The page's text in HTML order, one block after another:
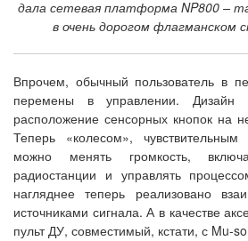
дала сетевая платформа NP800 –
в очень дорогом флагманском
Впрочем, обычный пользователь в
перемены в управлении. Дизайн
расположение сенсорных кнопок на
Теперь «колесом»,
можно менять громкость,
радиостанции и управлять
нагляднее теперь реализовано
источниками сигнала. А в качестве
пульт ДУ, совместимый, кстати, с Mu-